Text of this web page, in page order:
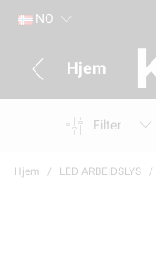
NO
Hjem
Filter
Hjem LED ARBEIDSLYS